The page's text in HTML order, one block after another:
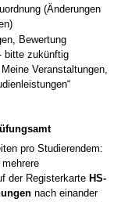
(Änderungen
Bewertung
bitte zukünftig
Veranstaltungen,
pro Studierendem:
der Registerkarte HS-
nach einander